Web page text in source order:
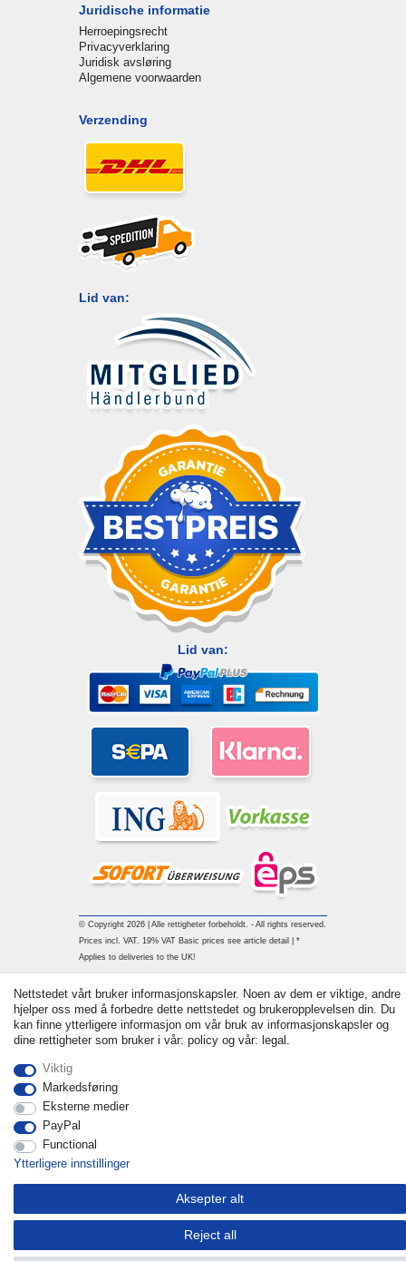
Juridische informatie
Herroepingsrecht
Privacyverklaring
Juridisk avsløring
Algemene voorwaarden
Verzending
Lid van:
Lid van:
© Copyright 2026 | Alle rettigheter forbeholdt. - All rights reserved.
Prices incl. VAT. 19% VAT Basic prices see article detail | *
Applies to deliveries to the UK!
Nettstedet vårt bruker informasjonskapsler. Noen av dem er viktige, andre
hjelper oss med å forbedre dette nettstedet og brukeropplevelsen din. Du
kan finne ytterligere informasjon om vår bruk av informasjonskapsler og
dine rettigheter som bruker i vår: policy og vår: legal.
Viktig
Markedsføring
Eksterne medier
PayPal
Functional
Ytterligere innstillinger
Aksepter alt
Reject all
Withdraw from contract here
Ta kontakt med